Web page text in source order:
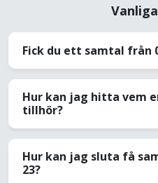
Fick du ett samtal från
Hur kan jag hitta vem
tillhör?
Hur kan jag sluta få
23?